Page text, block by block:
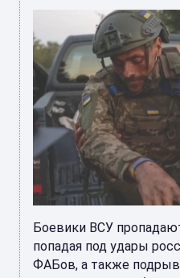
Боевики ВСУ
попадая под удары
ФАБов, а также